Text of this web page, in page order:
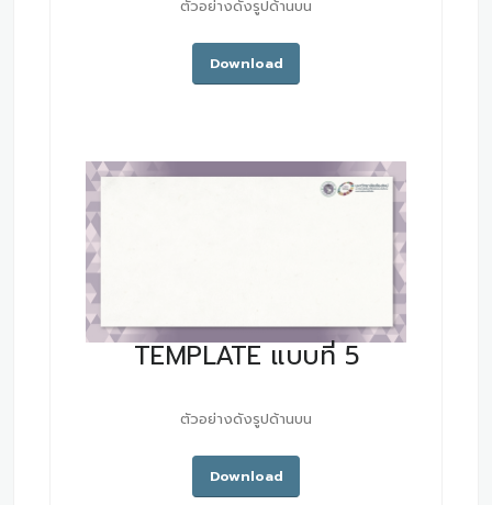
ตัวอย่างดังรูปด้านบน
Download
TEMPLATE แบบที่ 5
ตัวอย่างดังรูปด้านบน
Download